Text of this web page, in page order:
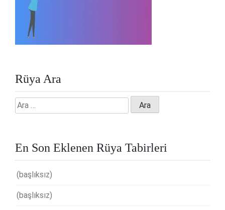
Rüya Ara
Arama:
En Son Eklenen Rüya Tabirleri
(başlıksız)
(başlıksız)